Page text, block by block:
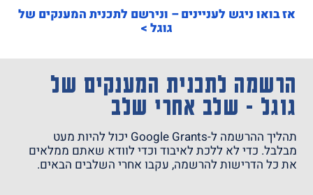
אז בואו ניגש לעניינים – ונירשם לתכנית המענקים של
גוגל >
הרשמה לתכנית המענקים של
גוגל - שלב אחרי שלב
תהליך ההרשמה ל-Google Grants יכול להיות מעט
מבלבל. כדי לא ללכת לאיבוד וכדי לוודא שאתם ממלאים
את כל הדרישות להרשמה, עקבו אחרי השלבים הבאים.